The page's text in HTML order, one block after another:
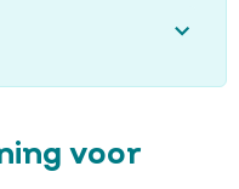
voor